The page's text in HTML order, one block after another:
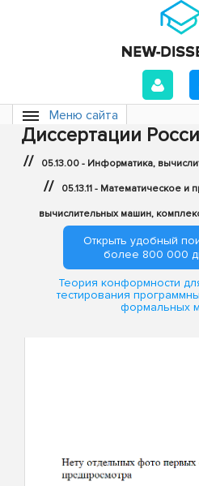
Меню сайта
Диссертации
// 05.13.00 - Информатика,
// 05.13.11 - Математическое
вычислительных машин,
Открыть удобный
более 800 000
Теория конформности
тестирования
формальных